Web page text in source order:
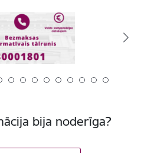
bija noderīga?